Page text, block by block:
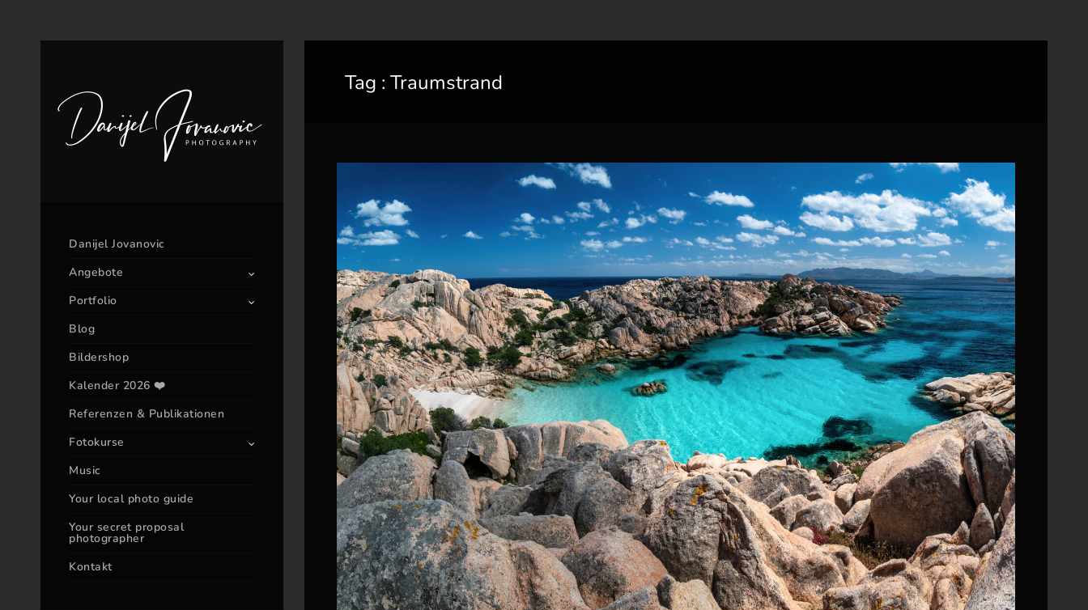
Danijel Jovanovic
Angebote
Portfolio
Blog
Bildershop
Kalender 2026 ❤️
Referenzen & Publikationen
Fotokurse
Music
Your local photo guide
Your secret proposal
photographer
Kontakt
Tag :Traumstrand